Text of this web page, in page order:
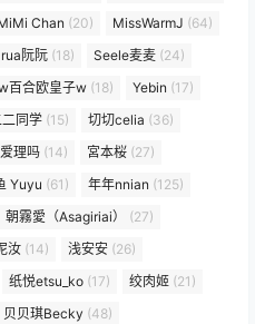
Chan (20) MissWarmJ (64)
rua阮阮 (18) Seele麦麦 (24)
百合欧皇子w (18) Yebin (17)
同学 (15) 切切celia (36)
理吗 (14) 宮本桜 (27)
Yuyu (61) 年年nnian (125)
朝霧愛（Asagiriai）
(27)
汝 (14) 浅安安 (26)
纸悦etsu_ko (17) 绞肉姬 (21)
贝贝琪Becky (48)